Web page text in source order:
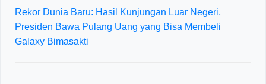
Rekor Dunia Baru: Hasil Kunjungan Luar Negeri,
Presiden Bawa Pulang Uang yang Bisa Membeli
Galaxy Bimasakti